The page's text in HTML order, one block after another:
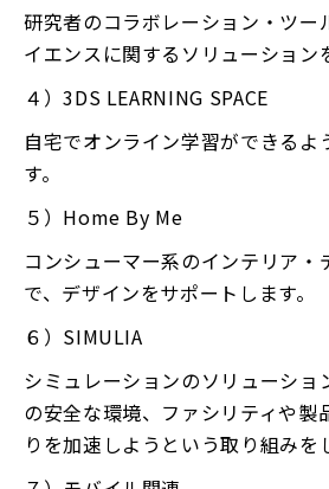
研究者のコラボレーション・ツー
イエンスに関するソリューション
４）3DS LEARNING SPACE
自宅でオンライン学習ができるよ
す。
５）Home By Me
コンシューマー系のインテリア・
で、デザインをサポートします。
６）SIMULIA
シミュレーションのソリューショ
の安全な環境、ファシリティや製
りを加速しようという取り組みを